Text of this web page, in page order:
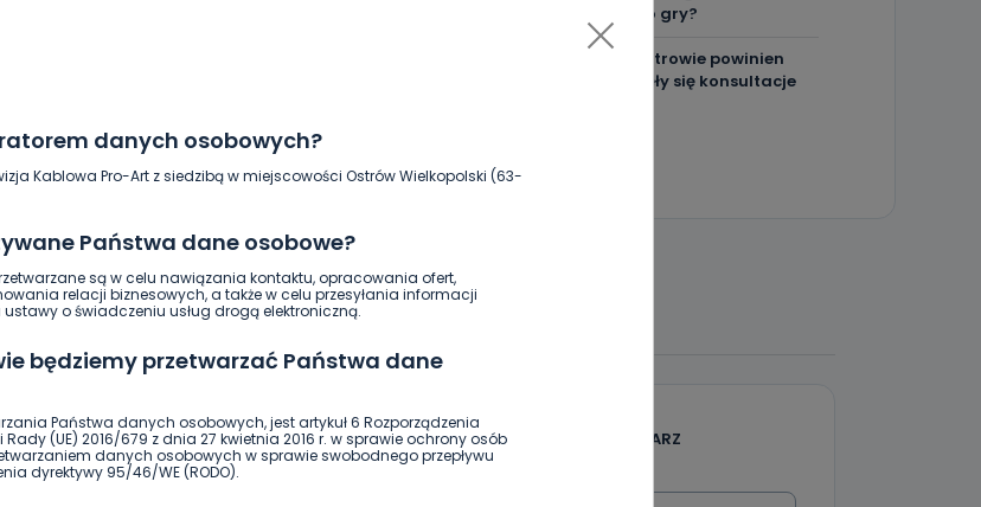
danych osobowych?
Kablowa Pro-Art z siedzibą w miejscowości Ostrów Wielkopolski (63-
Państwa dane osobowe?
są w celu nawiązania kontaktu, opracowania ofert,
relacji biznesowych, a także w celu przesyłania informacji
o świadczeniu usług drogą elektroniczną.
będziemy przetwarzać Państwa dane
Państwa danych osobowych, jest artykuł 6 Rozporządzenia
(UE) 2016/679 z dnia 27 kwietnia 2016 r. w sprawie ochrony osób
danych osobowych w sprawie swobodnego przepływu
dyrektywy 95/46/WE (RODO).
próbował wrócić do gry?
Czy aquapark w Ostrowie powinien
powstać? Rozpoczęły się konsultacje
DOŁĄCZ DO DYSKUSJI
DODAJ SWÓJ KOMENTARZ